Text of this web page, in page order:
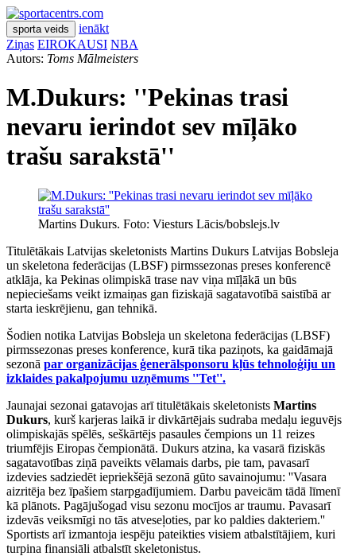
sporta veids
ienākt
Ziņas EIROKAUSI NBA
Autors: Toms Mālmeisters
M.Dukurs: ''Pekinas trasi
nevaru ierindot sev mīļāko
trašu sarakstā''
Martins Dukurs. Foto: Viesturs Lācis/bobslejs.lv
Titulētākais Latvijas skeletonists Martins Dukurs Latvijas Bobsleja
un skeletona federācijas (LBSF) pirmssezonas preses konferencē
atklāja, ka Pekinas olimpiskā trase nav viņa mīļākā un būs
nepieciešams veikt izmaiņas gan fiziskajā sagatavotībā saistībā ar
starta ieskrējienu, gan tehnikā.
Šodien notika Latvijas Bobsleja un skeletona federācijas (LBSF)
pirmssezonas preses konference, kurā tika paziņots, ka gaidāmajā
sezonā par organizācijas ģenerālsponsoru kļūs tehnoloģiju un
izklaides pakalpojumu uzņēmums ''Tet''.
Jaunajai sezonai gatavojas arī titulētākais skeletonists Martins
Dukurs, kurš karjeras laikā ir divkārtējais sudraba medaļu ieguvējs
olimpiskajās spēlēs, seškārtējs pasaules čempions un 11 reizes
triumfējis Eiropas čempionātā. Dukurs atzina, ka vasarā fiziskās
sagatavotības ziņā paveikts vēlamais darbs, pie tam, pavasarī
izdevies sadziedēt iepriekšējā sezonā gūto savainojumu: ''Vasara
aizritēja bez īpašiem starpgadījumiem. Darbu paveicām tādā līmenī
kā plānots. Pagājušogad visu sezonu mocījos ar traumu. Pavasarī
izdevās veiksmīgi no tās atveseļoties, par ko paldies dakteriem.''
Sportists arī izmantoja iespēju pateikties visiem atbalstītājiem, kuri
turpina finansiāli atbalstīt skeletonistus.